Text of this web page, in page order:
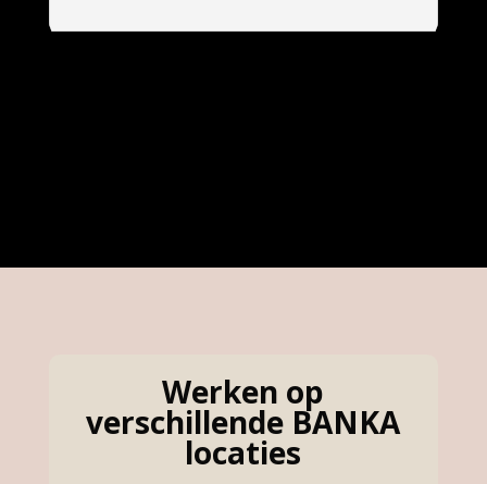
Werken op
verschillende BANKA
locaties